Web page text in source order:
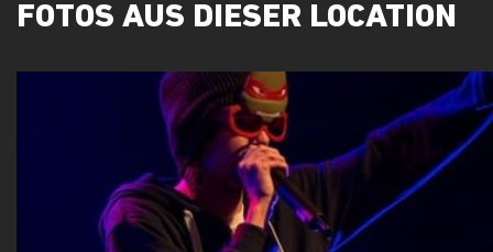
FOTOS AUS DIESER LOCATION